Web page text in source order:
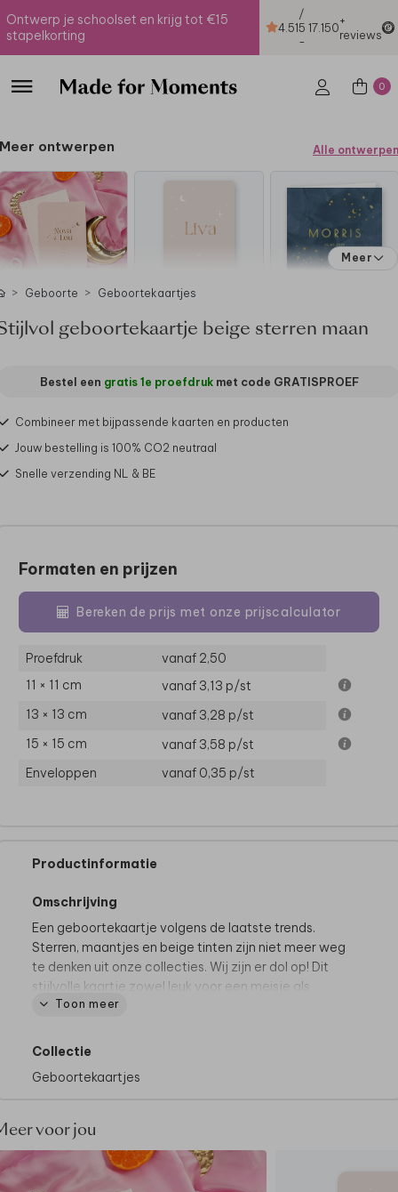
Ontwerp je schoolset en krijg tot €15
stapelkorting
4.51
/
5
-
17.150+
reviews
0
Meer ontwerpen Alle ontwerpen
Meer
Geboorte Geboortekaartjes
geboortekaartje beige sterren maan
Bestel een gratis 1e proefdrukmet code GRATISPROEF
Combineer met bijpassende kaarten en producten
Jouw bestelling is 100% CO2 neutraal
Snelle verzending NL & BE
Formaten en prijzen
Bereken de prijs met onze prijscalculator
Proefdruk
vanaf 2,50
11 × 11 cm
vanaf 3,13 p/st
13 × 13 cm
vanaf 3,28 p/st
15 × 15 cm
vanaf 3,58 p/st
Enveloppen
vanaf 0,35 p/st
Productinformatie
Omschrijving
Een geboortekaartje volgens de laatste trends.
Sterren, maantjes en beige tinten zijn niet meer weg
te denken uit onze collecties. Wij zijn er dol op! Dit
stijlvolle kaartje zowel leuk voor een meisje als
jongetje.
Tips van onze makers:
• Onze makers kiezen voor een roest envelop
envelop dicht te plakken met een
sluitzegel
Hoe kondig jij de geboorte van de kleine aan? Vraag
Toon meer
Collectie
Geboortekaartjes
voor jou